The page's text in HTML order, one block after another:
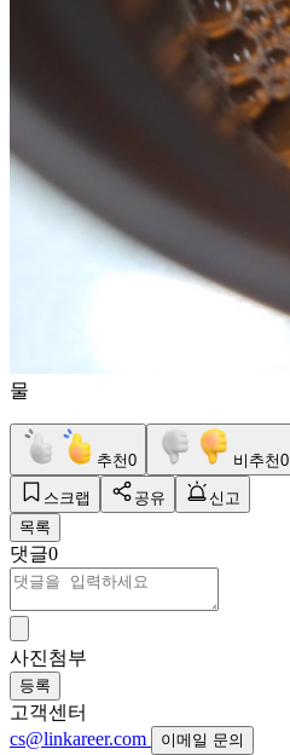
물
추천0 비추천0
스크랩 공유
신고
목록
댓글0
사진첨부
등록
고객센터
cs@linkareer.com
이메일 문의